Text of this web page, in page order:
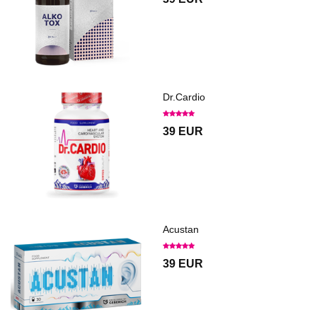
Dr.Cardio
39 EUR
Acustan
39 EUR